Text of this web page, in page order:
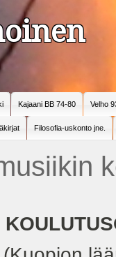
Kajaani BB 74-80 Velho
Filosofia-uskonto jne.